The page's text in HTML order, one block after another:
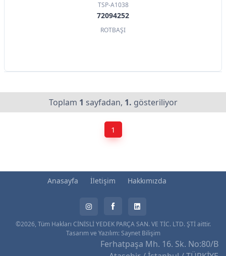
TSP-A1038
72094252
ROTBAŞI
Toplam 1 sayfadan, 1. gösteriliyor
1
Anasayfa İletişim Hakkımızda
©2026, Tüm Hakları CİNİSLİ YEDEK PARÇA SAN. VE TİC. LTD. ŞTİ aittir.
Tasarım ve Yazılım: Saynet Bilişim
Ferhatpaşa Mh. 16. Sk. No:80/B